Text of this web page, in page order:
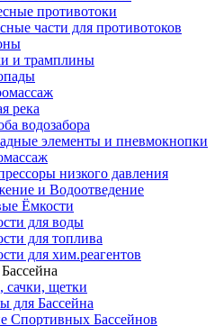
противотоки
части для противотоков
и трамплины
река
водозабора
элементы и пневмокнопки
низкого давления
и Водоотведение
Ёмкости
для воды
для топлива
для хим.реагентов
щетки
для Бассейна
Спортивных Бассейнов